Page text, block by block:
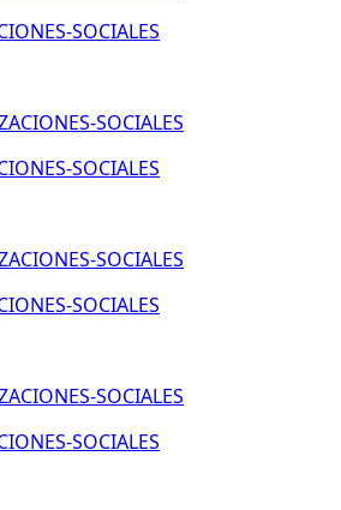
SOCIALES
SOCIALES
SOCIALES
SOCIALES